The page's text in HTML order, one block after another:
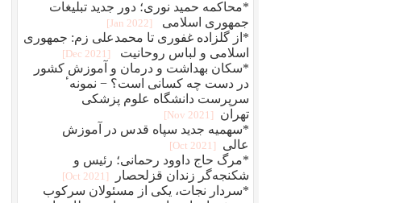
*محاکمه حميد نوری؛ دور جديد تبلیغات
جمهوری اسلامی
[2022 Jan]
*از گلزاده غفوری تا محمدعلی زم: جمهوری
اسلامی و لباس روحانیت
[2021 Dec]
*سکان بهداشت و درمان و آموزش کشور
در دست چه کسانی است؟ − نمونهٴ
سرپرست دانشگاه علوم پزشکی
تهران
[2021 Nov]
*سهمیه جدید سپاه قدس در آموزش
عالی
[2021 Oct]
*مرگ حاج داوود رحمانی؛ رئیس و
شکنجه‌گر زندان قزلحصار
[2021 Oct]
*سردار نجات، یکی از مسئولان سرکوب